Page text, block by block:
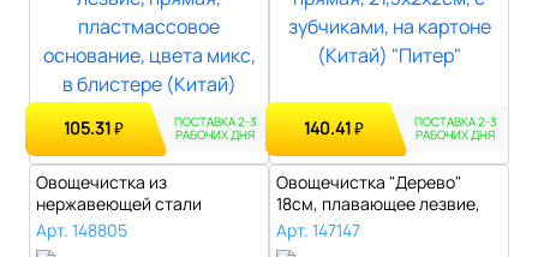
105.31₽ ПОСТАВКА 2-3
РАБОЧИХ ДНЯ 140.41₽ ПОСТАВКА 2-3
РАБОЧИХ ДНЯ
Овощечистка из
нержавеющей стали
"Слиток" 2-х сторонняя..
Арт. 148805
Овощечистка "Дерево"
18см, плавающее лезвие,
прямая, пл..
Арт. 147147